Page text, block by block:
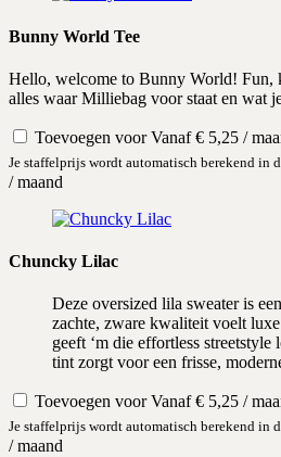
Bunny World Tee
Hello, welcome to Bunny World! Fun,
alles waar Milliebag voor staat en wat
Toevoegen voorVanaf€ 5,25 /
Je staffelprijs wordt automatisch berekend in
/ maand
Chuncky Lilac
Deze oversized lila sweater is
zachte, zware kwaliteit voelt
geeft ‘m die effortless
tint zorgt voor een frisse,
Toevoegen voorVanaf€ 5,25 /
Je staffelprijs wordt automatisch berekend in
/ maand